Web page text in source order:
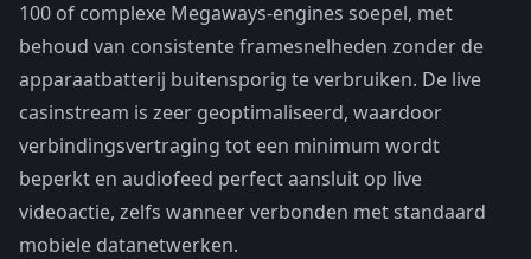
100 of complexe Megaways-engines soepel, met
behoud van consistente framesnelheden zonder de
apparaatbatterij buitensporig te verbruiken. De live
casinstream is zeer geoptimaliseerd, waardoor
verbindingsvertraging tot een minimum wordt
beperkt en audiofeed perfect aansluit op live
videoactie, zelfs wanneer verbonden met standaard
mobiele datanetwerken.